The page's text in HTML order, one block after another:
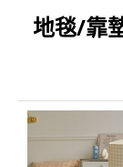
地毯/靠